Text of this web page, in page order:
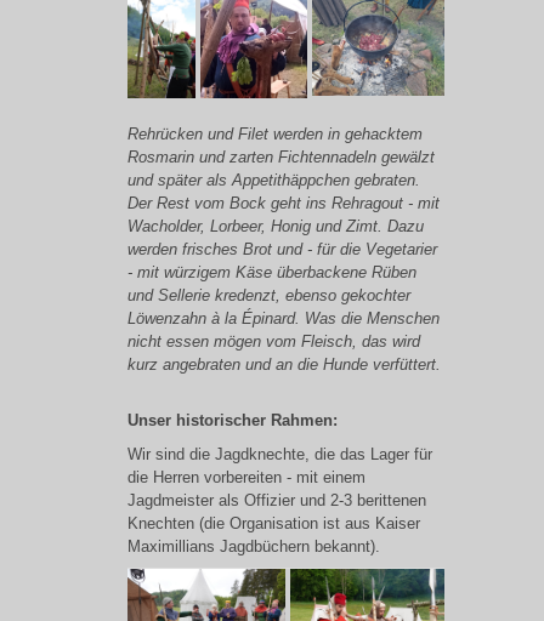
Rehrücken und Filet werden in gehacktem
Rosmarin und zarten Fichtennadeln gewälzt
und später als Appetithäppchen gebraten.
Der Rest vom Bock geht ins Rehragout - mit
Wacholder, Lorbeer, Honig und Zimt. Dazu
werden frisches Brot und - für die Vegetarier
- mit würzigem Käse überbackene Rüben
und Sellerie kredenzt, ebenso gekochter
Löwenzahn à la Épinard. Was die Menschen
nicht essen mögen vom Fleisch, das wird
kurz angebraten und an die Hunde verfüttert.
Unser historischer Rahmen:
Wir sind die Jagdknechte, die das Lager für
die Herren vorbereiten - mit einem
Jagdmeister als Offizier und 2-3 berittenen
Knechten (die Organisation ist aus Kaiser
Maximillians Jagdbüchern bekannt).